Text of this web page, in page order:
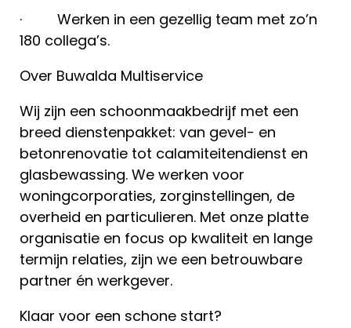
· Werken in een gezellig team met zo’n
180 collega’s.
Over Buwalda Multiservice
Wij zijn een schoonmaakbedrijf met een
breed dienstenpakket: van gevel- en
betonrenovatie tot calamiteitendienst en
glasbewassing. We werken voor
woningcorporaties, zorginstellingen, de
overheid en particulieren. Met onze platte
organisatie en focus op kwaliteit en lange
termijn relaties, zijn we een betrouwbare
partner én werkgever.
Klaar voor een schone start?